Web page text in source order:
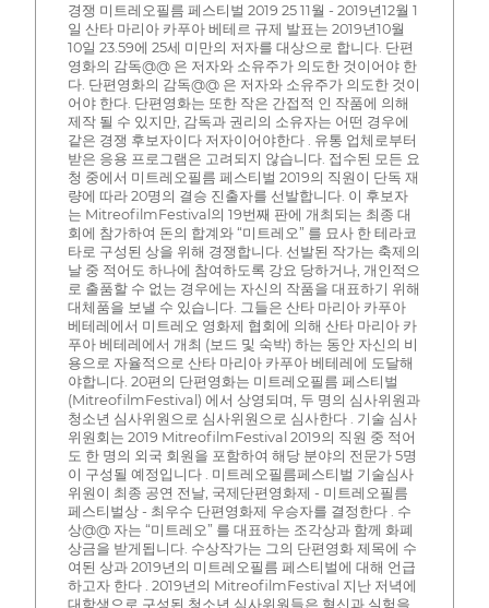
경쟁 미트레오필름 페스티벌 2019 25 11월 - 2019년12월 1
일 산타 마리아 카푸아 베테르 규제 발표는 2019년10월
10일 23.59에 25세 미만의 저자를 대상으로 합니다. 단편
영화의 감독@@ 은 저자와 소유주가 의도한 것이어야 한
다. 단편영화의 감독@@ 은 저자와 소유주가 의도한 것이
어야 한다. 단편영화는 또한 작은 간접적 인 작품에 의해
제작 될 수 있지만, 감독과 권리의 소유자는 어떤 경우에
같은 경쟁 후보자이다 저자이어야한다 . 유통 업체로부터
받은 응용 프로그램은 고려되지 않습니다. 접수된 모든 요
청 중에서 미트레오필름 페스티벌 2019의 직원이 단독 재
량에 따라 20명의 결승 진출자를 선발합니다. 이 후보자
는 MitreofilmFestival의 19번째 판에 개최되는 최종 대
회에 참가하여 돈의 합계와 “미트레오” 를 묘사 한 테라코
타로 구성된 상을 위해 경쟁합니다. 선발된 작가는 축제의
날 중 적어도 하나에 참여하도록 강요 당하거나, 개인적으
로 출품할 수 없는 경우에는 자신의 작품을 대표하기 위해
대체품을 보낼 수 있습니다. 그들은 산타 마리아 카푸아
베테레에서 미트레오 영화제 협회에 의해 산타 마리아 카
푸아 베테레에서 개최 (보드 및 숙박) 하는 동안 자신의 비
용으로 자율적으로 산타 마리아 카푸아 베테레에 도달해
야합니다. 20편의 단편영화는 미트레오필름 페스티벌
(MitreofilmFestival) 에서 상영되며, 두 명의 심사위원과
청소년 심사위원으로 심사위원으로 심사한다 . 기술 심사
위원회는 2019 MitreofilmFestival 2019의 직원 중 적어
도 한 명의 외국 회원을 포함하여 해당 분야의 전문가 5명
이 구성될 예정입니다 . 미트레오필름페스티벌 기술심사
위원이 최종 공연 전날, 국제단편영화제 - 미트레오필름
페스티벌상 - 최우수 단편영화제 우승자를 결정한다 . 수
상@@ 자는 “미트레오” 를 대표하는 조각상과 함께 화폐
상금을 받게됩니다. 수상작가는 그의 단편영화 제목에 수
여된 상과 2019년의 미트레오필름 페스티벌에 대해 언급
하고자 한다 . 2019년의 MitreofilmFestival 지난 저녁에
대학생으로 구성된 청소년 심사위원들은 혁신과 실험을